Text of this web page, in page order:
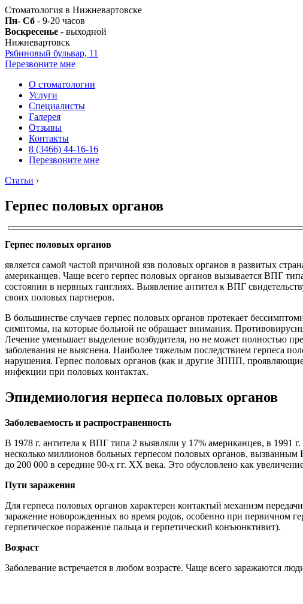
Стоматология в Нижневартовске
Пн- Сб - 9-20 часов
Воскресенье - выходной
Нижневартовск
Рябиновый бульвар, 11
Перезвоните мне
О стоматологии
Услуги
Специалисты
Галерея
Отзывы
Контакты
8 (3466) 44-16-16
Перезвоните мне
Статьи ›
Герпес половых органов
Герпес половых органов
является самой частой причиной язв половых органов в развитых
американцев. Чаще всего герпес половых органов вызывается ВПГ
состоянии в нервных ганглиях. Выявление антител к ВПГ
своих половых партнеров.
В большинстве случаев герпес половых органов протекает
симптомы, на которые больной не обращает внимания.
Лечение уменьшает выделение возбудителя, но не может полностью
заболевания не выяснена. Наиболее тяжелым последствием герпеса
нарушения. Герпес половых органов (как и другие ЗППП,
инфекции при половых контактах.
Эпидемиология нерпеса половых органов
Заболеваемость и распространенность
В 1978 г. антитела к ВПГ типа 2 выявляли у 17% американцев, в 1991
несколько миллионов больных герпесом половых органов, вызванным
до 200 000 в середине 90-х гг. XX века. Это обусловлено как
Пути заражения
Для герпеса половых органов характерен контактый механизм
заражение новорожденных во время родов, особенно при первичном
герпетическое поражение пальца и герпетический конъюнктивит).
Возраст
Заболевание встречается в любом возрасте. Чаще всего заражаются